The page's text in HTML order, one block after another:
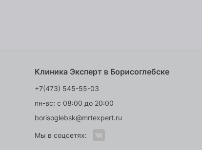
Клиника Эксперт в Борисоглебске
+7(473) 545-55-03
пн-вс: с 08:00 до 20:00
borisoglebsk@mrtexpert.ru
Мы в соцсетях: